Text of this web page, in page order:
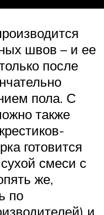
швов – и ее
после
пола. С
также
готовится
смеси с
же,
по
и